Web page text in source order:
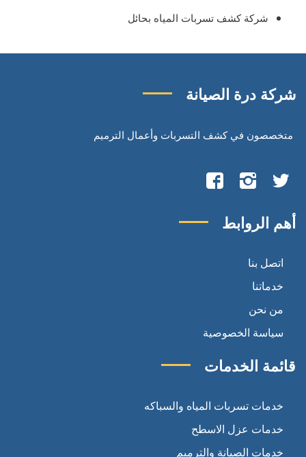
شركة كشف تسربات المياه بحائل
شركة درة الصيانة
متخصصون في كشف التسربات وأعمال الترميم
تابعنا
على
تابعنا
على
تابعنا
على أهم الروابط
اتصل بنا
خدماتنا
من نحن
سياسة الخصوصية
قائمة الخدمات
خدمات تسربات المياه والسباكه
خدمات عزل الاسطح
خدمات الصيانة والترميم